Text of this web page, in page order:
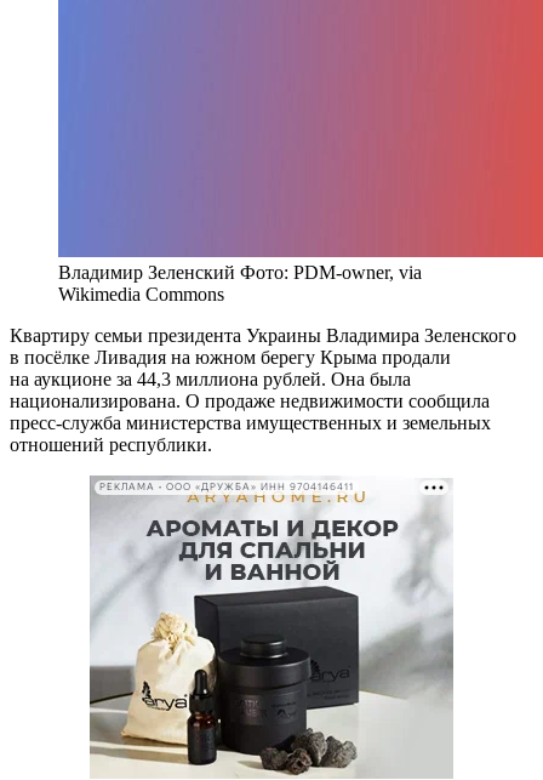
Владимир Зеленский Фото: PDM-owner, via
Wikimedia Commons
Квартиру семьи президента Украины Владимира Зеленского
в посёлке Ливадия на южном берегу Крыма продали
на аукционе за 44,3 миллиона рублей. Она была
национализирована. О продаже недвижимости сообщила
пресс-служба министерства имущественных и земельных
отношений республики.
РЕКЛАМА • ООО «ДРУЖБА» ИНН 9704146411